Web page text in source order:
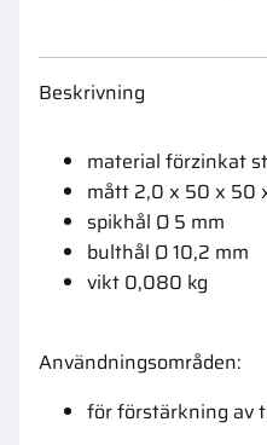
Beskrivning
material förzinkat
mått 2,0 x 50 x 50
spikhål Ø 5 mm
bulthål Ø 10,2 mm
vikt 0,080 kg
Användningsområden:
för förstärkning av